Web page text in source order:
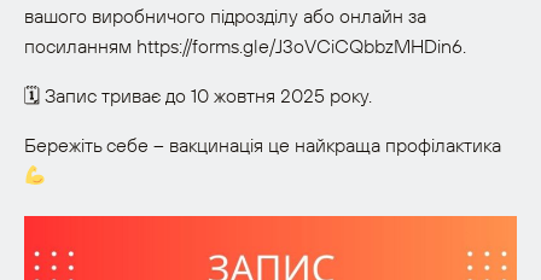
вашого виробничого підрозділу або онлайн за
посиланням https://forms.gle/J3oVCiCQbbzMHDin6.
🗓 Запис триває до 10 жовтня 2025 року.
Бережіть себе – вакцинація це найкраща профілактика